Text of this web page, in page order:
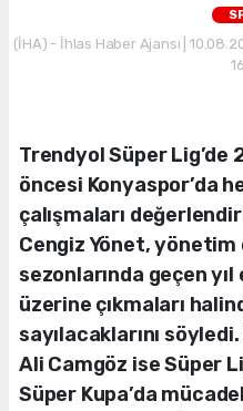
(İHA) - İhlas Haber Ajansı |
Trendyol Süper
öncesi Konyaspor’da
çalışmaları
Cengiz Yönet,
sezonlarında geçen
üzerine çıkmaları
sayılacaklarını
Ali Camgöz ise Süper
Süper Kupa’da